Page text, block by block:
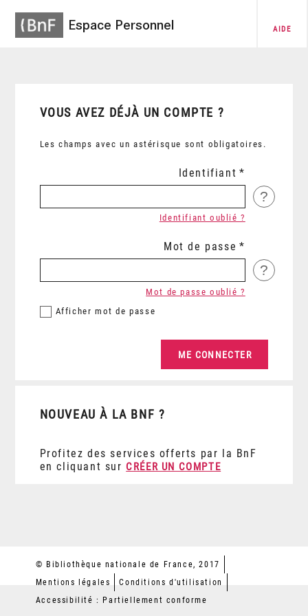
Espace Personnel AIDE
VOUS AVEZ DÉJÀ UN COMPTE ?
Les champs avec un astérisque sont obligatoires.
Identifiant
?
Identifiant oublié ?
Mot de passe
?
Afficher mot de passe
Mot de passe oublié ?
NOUVEAU À LA BNF ?
Profitez des services offerts par la BnF
en cliquant sur CRÉER UN COMPTE
© Bibliothèque nationale de France, 2017
Mentions légales
Conditions d'utilisation
Accessibilité : Partiellement conforme